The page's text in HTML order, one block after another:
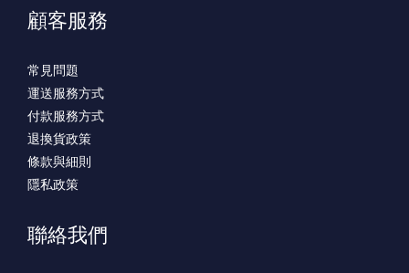
顧客服務
常見問題
運送服務方式
付款服務方式
退換貨政策
條款與細則
隱私政策
聯絡我們